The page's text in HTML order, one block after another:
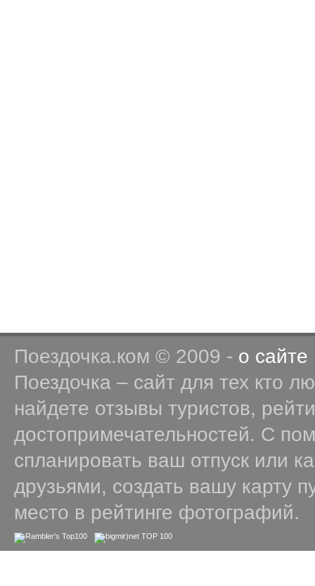
Поездочка.ком © 2009 - о сайте
Поездочка – сайт для тех кто
найдете отзывы туристов,
достопримечательностей. С
спланировать ваш отпуск или
друзьями, создать вашу карту
место в рейтинге фотографий.